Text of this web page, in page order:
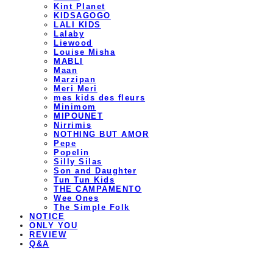
Kint Planet
KIDSAGOGO
LALI KIDS
Lalaby
Liewood
Louise Misha
MABLI
Maan
Marzipan
Meri Meri
mes kids des fleurs
Minimom
MIPOUNET
Nirrimis
NOTHING BUT AMOR
Pepe
Popelin
Silly Silas
Son and Daughter
Tun Tun Kids
THE CAMPAMENTO
Wee Ones
The Simple Folk
NOTICE
ONLY YOU
REVIEW
Q&A